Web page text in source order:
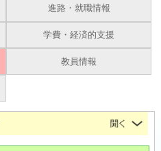
進路・就職情報
学費・経済的支援
教員情報